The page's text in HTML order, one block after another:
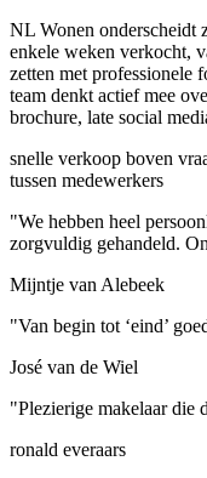
NL Wonen onderscheidt
enkele weken verkocht,
zetten met professionele
team denkt actief mee
brochure, late social
snelle verkoop boven
tussen medewerkers
"We hebben heel
zorgvuldig gehandeld.
Mijntje van Alebeek
"Van begin tot ‘eind’
José van de Wiel
"Plezierige makelaar die
ronald everaars